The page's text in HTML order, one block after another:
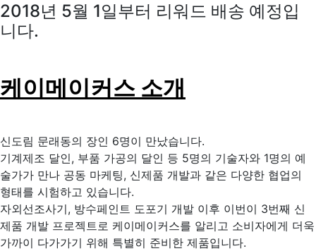
2018년 5월 1일부터 리워드 배송 예정입
니다.
케이메이커스 소개
신도림 문래동의 장인 6명이 만났습니다.
기계제조 달인, 부품 가공의 달인 등 5명의 기술자와 1명의 예
술가가 만나 공동 마케팅, 신제품 개발과 같은 다양한 협업의
형태를 시험하고 있습니다.
자외선조사기, 방수페인트 도포기 개발 이후 이번이 3번째 신
제품 개발 프로젝트로 케이메이커스를 알리고 소비자에게 더욱
가까이 다가가기 위해 특별히 준비한 제품입니다.